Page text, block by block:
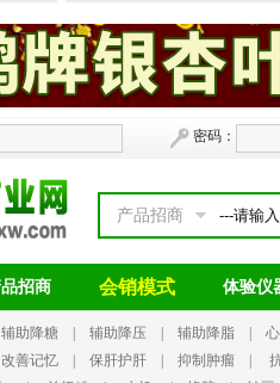
密码：
产品招商
招商 会销模式 体验仪
辅助降糖 辅助降压 辅助降脂
改善记忆 保肝护肝 抑制肿瘤